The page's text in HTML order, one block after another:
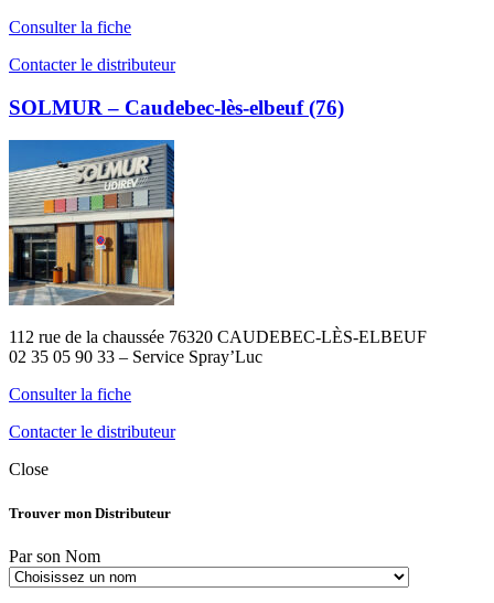
Consulter la fiche
Contacter le distributeur
SOLMUR – Caudebec-lès-elbeuf (76)
112 rue de la chaussée 76320 CAUDEBEC-LÈS-ELBEUF
02 35 05 90 33 – Service Spray’Luc
Consulter la fiche
Contacter le distributeur
Close
Trouver mon Distributeur
Par son Nom